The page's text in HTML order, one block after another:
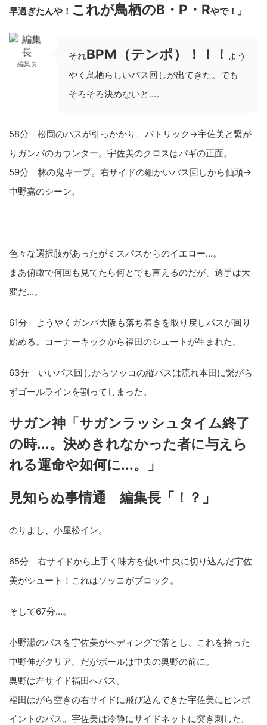
早過ぎたんや！ これが鳥栖のB・P・Rやで！」
編集長
それBPM（テンポ）！！！ よう
やく鳥栖らしいパス回しが出てきた。でも
そろそろ決めないと...。
58分 松岡のパスが引っかかり、パトリック→宇佐美と繋が
りガンバのカウンター。宇佐美のクロスはパギの正面。
59分 林の鬼キープ。右サイドの細かいパス回しから仙頭→
中野嘉のシーン。
色々な選択肢があったがミスパスからのイエロー...。
まあ俯瞰で何回も見てたら何とでも言えるのだが、選手は大
変だ...。
61分 ようやくガンバ大阪も落ち着きを取り戻しパスが回り
始める。コーナーキックから福田のシュートが生まれた。
63分 いいパス回しからソッコの縦パスは流れ本田に繋がら
ずゴールラインを割ってしまった。
サガン神「サガンラッシュタイム終了
の時...。決めきれなかった者に与えら
れる運命や如何に...。」
見知らぬ事情通 編集長「！？」
のりよし、小屋松イン。
65分 右サイドから上手く味方を使い中央に切り込んだ宇佐
美がシュート！これはソッコがブロック。
そして67分...。
小野瀬のパスを宇佐美がヘディングで落とし、これを拾った
中野伸がクリア。だがボールは中央の奥野の前に。
奥野は左サイド福田へパス。
福田はがら空きの右サイドに飛び込んできた宇佐美にピンポ
イントのパス。宇佐美は冷静にサイドネットに突き刺した。